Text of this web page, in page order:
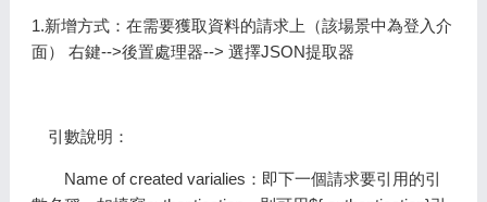
1.新增方式：在需要獲取資料的請求上（該場景中為登入介
面） 右鍵-->後置處理器--> 選擇JSON提取器
引數說明：
Name of created varialies：即下一個請求要引用的引